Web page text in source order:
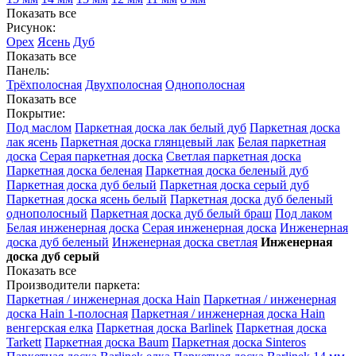
Показать все
Рисунок:
Орех Ясень Дуб
Показать все
Панель:
Трёхполосная Двухполосная Однополосная
Показать все
Покрытие:
Под маслом Паркетная доска лак белый дуб Паркетная доска
лак ясень Паркетная доска глянцевый лак Белая паркетная
доска Серая паркетная доска Светлая паркетная доска
Паркетная доска беленая Паркетная доска беленый дуб
Паркетная доска дуб белый Паркетная доска серый дуб
Паркетная доска ясень белый Паркетная доска дуб беленый
однополосный Паркетная доска дуб белый браш Под лаком
Белая инженерная доска Серая инженерная доска Инженерная
доска дуб беленый Инженерная доска светлая Инженерная
доска дуб серый
Показать все
Производители паркета:
Паркетная / инженерная доска Hain Паркетная / инженерная
доска Hain 1-полосная Паркетная / инженерная доска Hain
венгерская елка Паркетная доска Barlinek Паркетная доска
Tarkett Паркетная доска Baum Паркетная доска Sinteros